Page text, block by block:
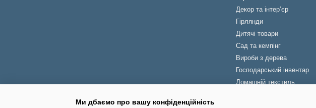
Декор та інтерʼєр
Гірлянди
Дитячі товари
Сад та кемпінг
Вироби з дерева
Господарський інвентар
Домашній текстиль
Ми дбаємо про вашу конфіденційність